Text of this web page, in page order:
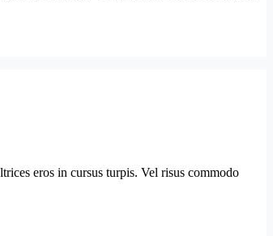
eros in cursus turpis. Vel risus commodo